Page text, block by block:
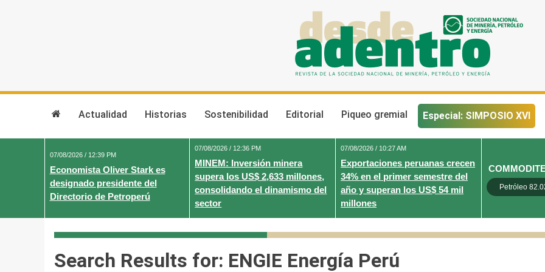
Actualidad Historias Sostenibilidad Editorial Piqueo gremial Especial: SIMPOSIO XVI
07/08/2026 / 12:39 PM
Economista Oliver Stark es
designado presidente del
Directorio de Petroperú
07/08/2026 / 12:36 PM
MINEM: Inversión minera
supera los US$ 2,633 millones,
consolidando el dinamismo del
sector
07/08/2026 / 10:27 AM
Exportaciones peruanas crecen
34% en el primer semestre del
año y superan los US$ 54 mil
millones
Petróleo
Search Results for: ENGIE Energía Perú